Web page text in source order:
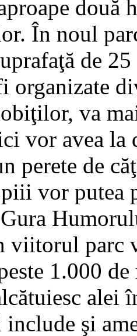
două
În noul
de
va
vor avea la
perete de
vor putea
viitorul parc
1.000
alei
şi